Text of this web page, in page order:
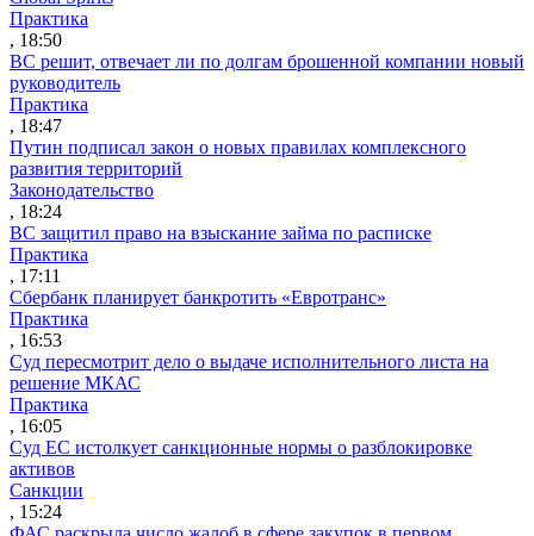
Практика
, 18:50
ВС решит, отвечает ли по долгам брошенной компании новый
руководитель
Практика
, 18:47
Путин подписал закон о новых правилах комплексного
развития территорий
Законодательство
, 18:24
ВС защитил право на взыскание займа по расписке
Практика
, 17:11
Сбербанк планирует банкротить «Евротранс»
Практика
, 16:53
Суд пересмотрит дело о выдаче исполнительного листа на
решение МКАС
Практика
, 16:05
Суд ЕС истолкует санкционные нормы о разблокировке
активов
Санкции
, 15:24